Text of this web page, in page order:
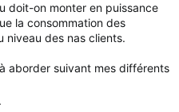
doit-on monter en puissance
la consommation des
niveau des nas clients.
aborder suivant mes différents